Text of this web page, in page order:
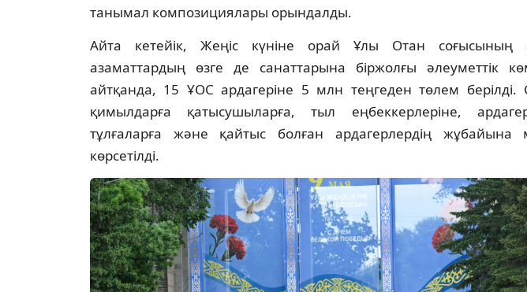
танымал композициялары орындалды.
Айта кетейік, Жеңіс күніне орай Ұлы Отан соғысының
азаматтардың өзге де санаттарына біржолғы әлеуметтік
айтқанда, 15 ҰОС ардагеріне 5 млн теңгеден төлем берілді.
қимылдарға қатысушыларға, тыл еңбеккерлеріне,
тұлғаларға және қайтыс болған ардагерлердің жұбайына
көрсетілді.